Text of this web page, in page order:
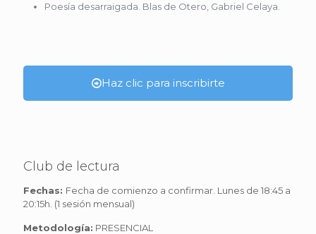
Poesía desarraigada. Blas de Otero, Gabriel Celaya.
Haz clic para inscribirte
Club de lectura
Fechas: Fecha de comienzo a confirmar. Lunes de 18:45 a
20:15h. (1 sesión mensual)
Metodología: PRESENCIAL